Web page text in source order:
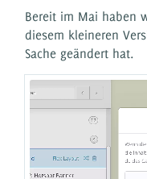
Bereit im Mai haben
diesem kleineren
Sache geändert hat.